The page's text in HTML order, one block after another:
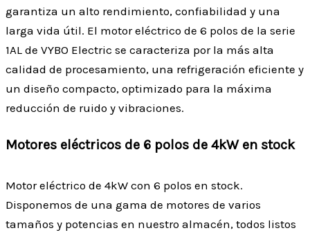
garantiza un alto rendimiento, confiabilidad y una
larga vida útil. El motor eléctrico de 6 polos de la serie
1AL de VYBO Electric se caracteriza por la más alta
calidad de procesamiento, una refrigeración eficiente y
un diseño compacto, optimizado para la máxima
reducción de ruido y vibraciones.
Motores eléctricos de 6 polos de 4kW en stock
Motor eléctrico de 4kW con 6 polos en stock.
Disponemos de una gama de motores de varios
tamaños y potencias en nuestro almacén, todos listos